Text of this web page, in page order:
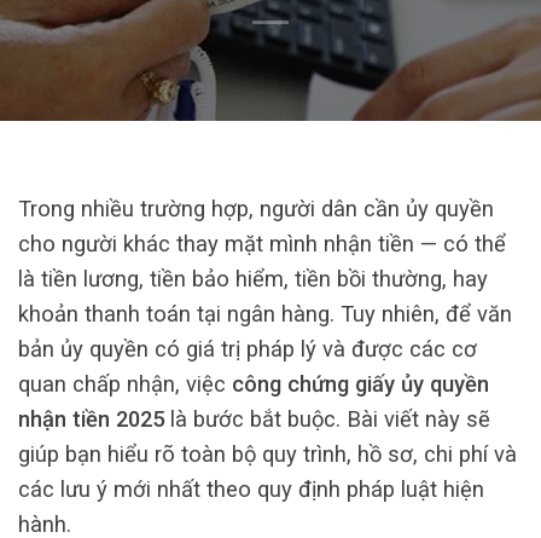
Trong nhiều trường hợp, người dân cần ủy quyền
cho người khác thay mặt mình nhận tiền — có thể
là tiền lương, tiền bảo hiểm, tiền bồi thường, hay
khoản thanh toán tại ngân hàng. Tuy nhiên, để văn
bản ủy quyền có giá trị pháp lý và được các cơ
quan chấp nhận, việc công chứng giấy ủy quyền
nhận tiền 2025là bước bắt buộc. Bài viết này sẽ
giúp bạn hiểu rõ toàn bộ quy trình, hồ sơ, chi phí và
các lưu ý mới nhất theo quy định pháp luật hiện
hành.